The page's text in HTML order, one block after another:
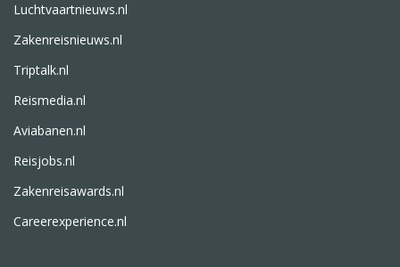
Luchtvaartnieuws.nl
Zakenreisnieuws.nl
Triptalk.nl
Reismedia.nl
Aviabanen.nl
Reisjobs.nl
Zakenreisawards.nl
Careerexperience.nl